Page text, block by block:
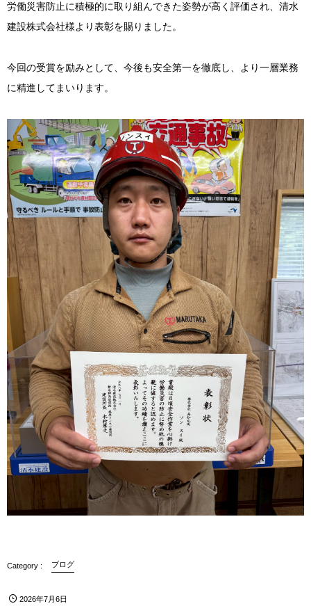
労働災害防止に積極的に取り組んできた姿勢が高く評価され、清水
建設株式会社様より表彰を賜りました。
今回の受賞を励みとして、今後も安全第一を徹底し、より一層業務
に精進してまいります。
ブログ
2026年7月6日